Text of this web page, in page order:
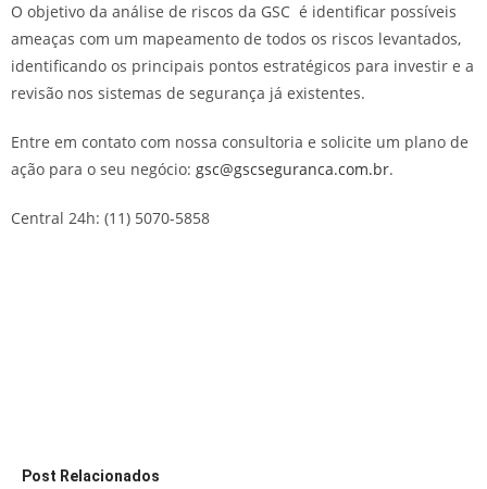
O objetivo da análise de riscos da GSC é identificar possíveis
ameaças com um mapeamento de todos os riscos levantados,
identificando os principais pontos estratégicos para investir e a
revisão nos sistemas de segurança já existentes.
Entre em contato com nossa consultoria e solicite um plano de
ação para o seu negócio: gsc@gscseguranca.com.br.
Central 24h: (11) 5070-5858
Post Relacionados